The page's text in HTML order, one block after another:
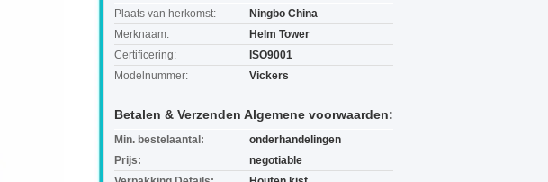
Plaats van herkomst:
Ningbo China
Merknaam:
Helm Tower
Certificering:
ISO9001
Modelnummer:
Vickers
Betalen & Verzenden Algemene voorwaarden:
Min. bestelaantal:
onderhandelingen
Prijs:
negotiable